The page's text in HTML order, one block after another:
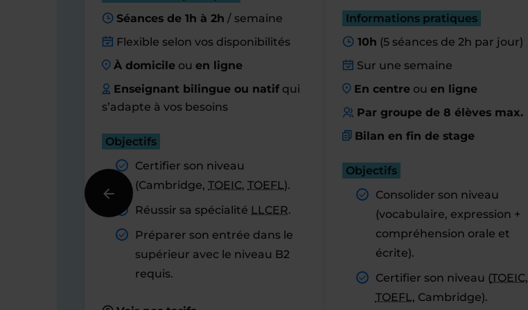
Séances de 1h à 2h / semaine
Flexible selon vos disponibilités
À domicileou en ligne
Enseignant bilingue ou natifqui
s’adapte à vos besoins
Objectifs
Certifier son niveau
(Cambridge, TOEIC, TOEFL).
Réussir sa spécialité LLCER.
Préparer son entrée dans le
supérieur avec le niveau B2
requis.
Informations pratiques
10h (5 séances de 2h par jour)
Sur une semaine
En centreou en ligne
Par groupe de 8 élèves max.
Bilan en fin de stage
Objectifs
Consolider son niveau
(vocabulaire, expression +
compréhension orale et
écrite).
Certifier son niveau (TOEIC,
TOEFL, Cambridge).